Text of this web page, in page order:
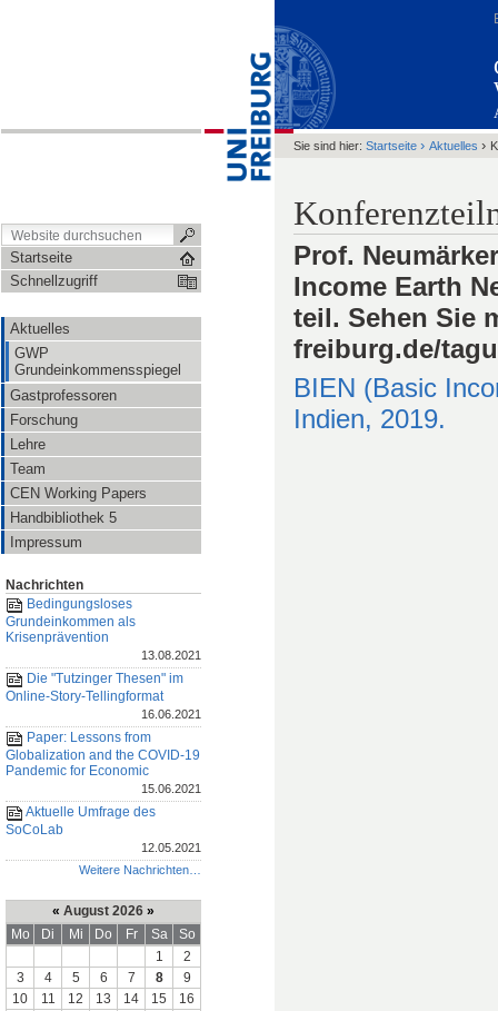
Startseite
Schnellzugriff
Aktuelles
GWP
Grundeinkommensspiegel
Gastprofessoren
Forschung
Lehre
Team
CEN Working Papers
Handbibliothek 5
Impressum
Nachrichten
Bedingungsloses
Grundeinkommen als
Krisenprävention
13.08.2021
Die "Tutzinger Thesen" im
Online-Story-Tellingformat
16.06.2021
Paper: Lessons from
Globalization and the COVID-19
Pandemic for Economic
15.06.2021
Aktuelle Umfrage des
SoCoLab
12.05.2021
Weitere Nachrichten…
« August 2026 »
Mo
Di Mi Do Fr Sa
So
1
2
3
4 5 6 7 8
9
10
11 12 13 14 15
16
Sie sind hier: Startseite › Aktuelles ›
Prof.
Income Earth
teil. Sehen Sie
freiburg.de/
BIEN (Basic
Indien, 2019.